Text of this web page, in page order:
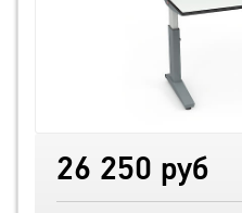
26 250 руб